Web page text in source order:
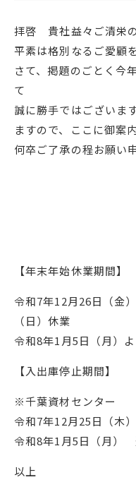
拝啓 貴社益々ご清栄
平素は格別なるご愛顧
さて、掲題のごとく今
て
誠に勝手ではございま
ますので、ここに御案
何卒ご了承の程お願い
【年末年始休業期間】
令和7年12月26日（
（日）休業
令和8年1月5日（月）
【入出庫停止期間】
※千葉資材センター
令和7年12月25日（木
令和8年1月5日（月
以上